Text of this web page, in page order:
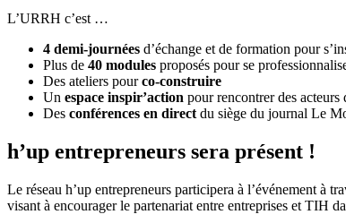
L’URRH c’est …
4 demi-journées d’échange et de formation pour
Plus de 40 modules proposés pour se
Des ateliers pourco-construire
Un espace inspir’action pour rencontrer des acteurs
Des conférences en direct du siège du journal Le
h’up entrepreneurs sera présent !
Le réseau h’up entrepreneurs participera à l’événement à
visant à encourager le partenariat entre entreprises et TIH